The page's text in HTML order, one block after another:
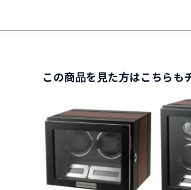
この商品を見た方はこちらも